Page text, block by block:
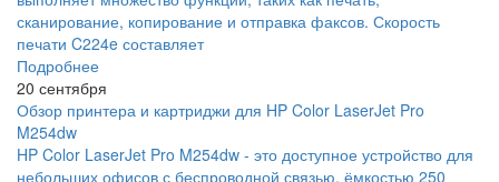
сканирование, копирование и отправка факсов. Скорость
печати C224e составляет
Подробнее
20 сентября
Обзор принтера и картриджи для HP Color LaserJet Pro
M254dw
HP Color LaserJet Pro M254dw - это доступное устройство для
небольших офисов с беспроводной связью, ёмкостью 250